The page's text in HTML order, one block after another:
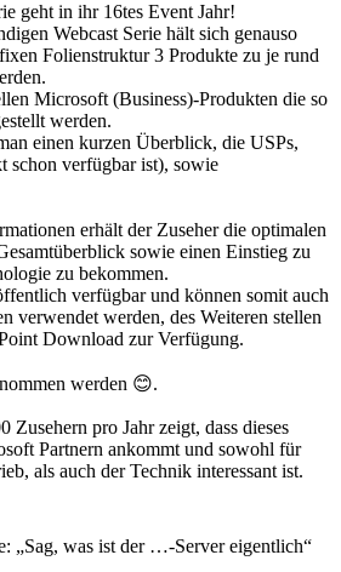
geht in ihr 16tes Event Jahr!
Webcast Serie hält sich genauso
Folienstruktur 3 Produkte zu je rund
Microsoft (Business)-Produkten die so
werden.
einen kurzen Überblick, die USPs,
schon verfügbar ist), sowie
erhält der Zuseher die optimalen
sowie einen Einstieg zu
zu bekommen.
verfügbar und können somit auch
verwendet werden, des Weiteren stellen
Download zur Verfügung.
werden 😊.
Zusehern pro Jahr zeigt, dass dieses
Partnern ankommt und sowohl für
als auch der Technik interessant ist.
„Sag, was ist der …-Server eigentlich“